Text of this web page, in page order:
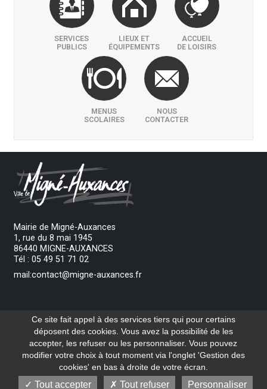
SERVICES
PUBLICS
LIEUX ET
ÉQUIPEMENTS
ACCUEIL
DE LOISIRS
MENUS
SCOLAIRES
NOUS
CONTACTER
Mairie de Migné-Auxances
1, rue du 8 mai 1945
86440 MIGNE-AUXANCES
Tél : 05 49 51 71 02
mail:contact@migne-auxances.fr
Ouverture du lundi au vendredi de 8h30 à 12h
et de 13h30 à 17h00.
Nous contacter
Ce site fait appel à des services tiers qui pour certains
déposent des cookies. Vous avez la possibilité de les
accepter, les refuser ou les personnaliser. Vous pouvez
modifier votre choix à tout moment via l'onglet 'Gestion des
cookies' en bas à droite de votre écran.
Tout accepter Tout refuser Personnaliser